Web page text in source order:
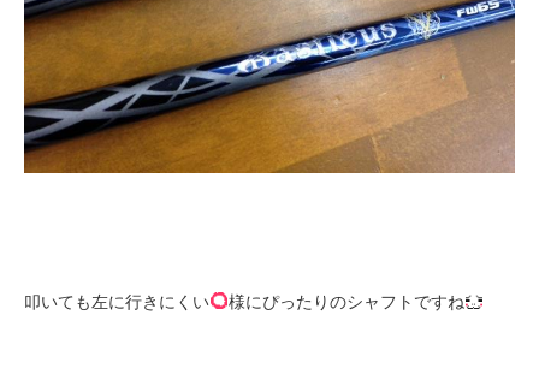
叩いても左に行きにくい 様にぴったりのシャフトですね